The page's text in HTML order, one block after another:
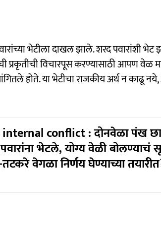
भेटीला दाखल झाले. शरद पवारांशी भेट
प्रकृतीची विचारपूस करण्यासाठी आपण वेळ
होते. या भेटीचा राजकीय अर्थ न काढू
internal conflict : दोनवेळा पंख
भेटले, योग्य वेळी बोलण्याचं
वेगळा निर्णय घेण्याच्या